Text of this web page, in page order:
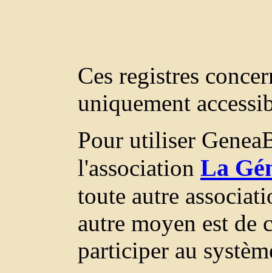
Ces registres
uniquement
Pour utiliser
l'association La
toute autre
autre moyen est de
participer au